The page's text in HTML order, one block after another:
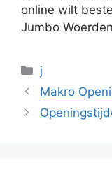
online wilt
Jumbo
Categorieën
j
Makro